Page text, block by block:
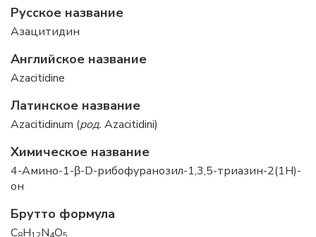
Русское название
Азацитидин
Английское название
Azacitidine
Латинское название
Azacitidinum (род. Azacitidini)
Химическое название
4-Амино-1-β-D-рибофуранозил-1,3,5-триазин-2(1H)-
он
Брутто формула
C H N O